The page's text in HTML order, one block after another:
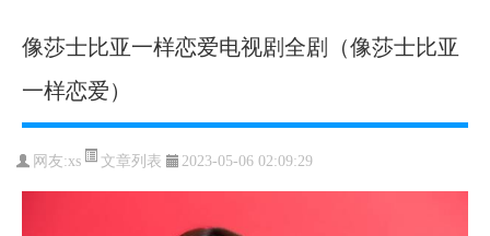
像莎士比亚一样恋爱电视剧全剧（像莎士比亚
一样恋爱）
网友:xs 文章列表 2023-05-06 02:09:29